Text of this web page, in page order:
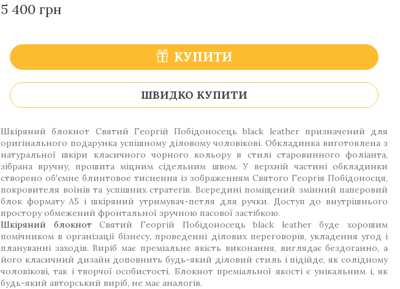
5 400 грн
КУПИТИ
ШВИДКО КУПИТИ
Шкіряний блокнот Святий Георгій Побідоносець black leather призначений для
оригінального подарунка успішному діловому чоловікові. Обкладинка виготовлена з
натуральної шкіри класичного чорного кольору в стилі старовинного фоліанта,
зібрана вручну, прошита міцним сідельним швом. У верхній частині обкладинки
створено об'ємне блинтовое тиснення із зображенням Святого Георгія Побідоносця,
покровителя воїнів та успішних стратегів. Всередині поміщений змінний паперовий
блок формату А5 і шкіряний утримувач-петля для ручки. Доступ до внутрішнього
простору обмежений фронтальної зручною пасової застібкою.
Шкіряний блокнот Святий Георгій Побідоносець black leather буде хорошим
помічником в організації бізнесу, проведенні ділових переговорів, укладення угод і
плануванні заходів. Виріб має преміальне якість виконання, виглядає бездоганно, а
його класичний дизайн доповнить будь-який діловий стиль і підійде, як солідному
чоловікові, так і творчої особистості. Блокнот преміальної якості є унікальним і, як
будь-який авторський виріб, не має аналогів.